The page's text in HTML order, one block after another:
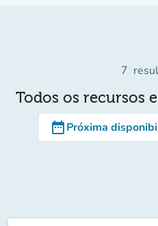
7
Todos os recursos
date_rangePróxima